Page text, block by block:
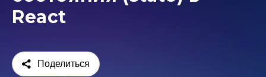
React
Поделиться